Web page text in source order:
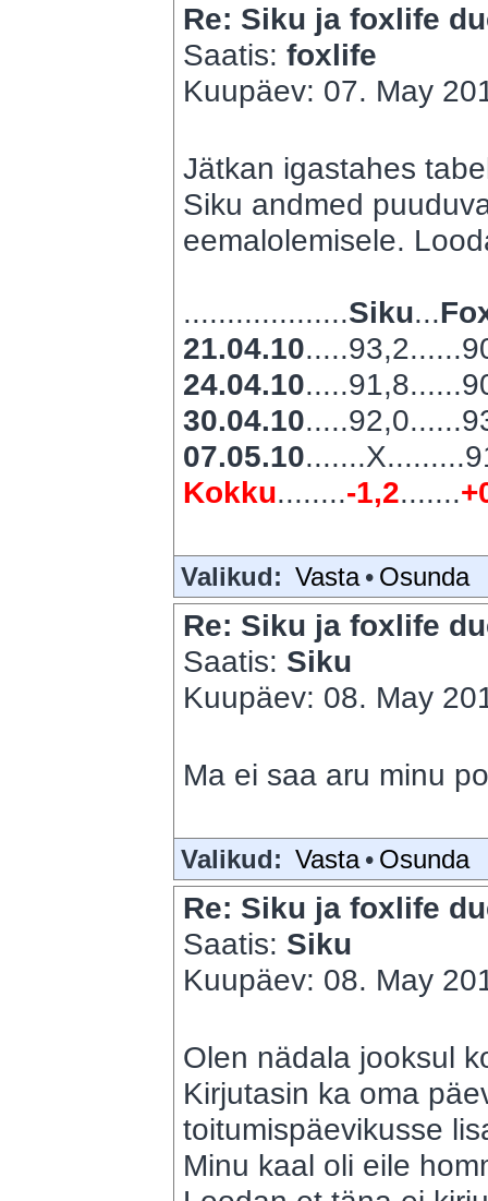
Re: Siku ja foxlife
Saatis: foxlife
Kuupäev: 07. May
Jätkan igastahes
Siku andmed
eemalolemisele.
...................Siku...
21.04.10
24.04.10
30.04.10
07.05.10
Kokku........-1,2.......
Valikud: Vasta • Osunda
Re: Siku ja foxlife
Saatis: Siku
Kuupäev: 08. May
Ma ei saa aru minu
Valikud: Vasta • Osunda
Re: Siku ja foxlife
Saatis: Siku
Kuupäev: 08. May
Olen nädala jooksul
Kirjutasin ka oma
toitumispäevikusse
Minu kaal oli eile